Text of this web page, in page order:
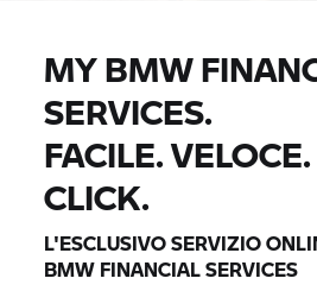
MY BMW
SERVICES.
FACILE.
CLICK.
L'ESCLUSIVO SERVIZIO
BMW FINANCIAL SERVICES